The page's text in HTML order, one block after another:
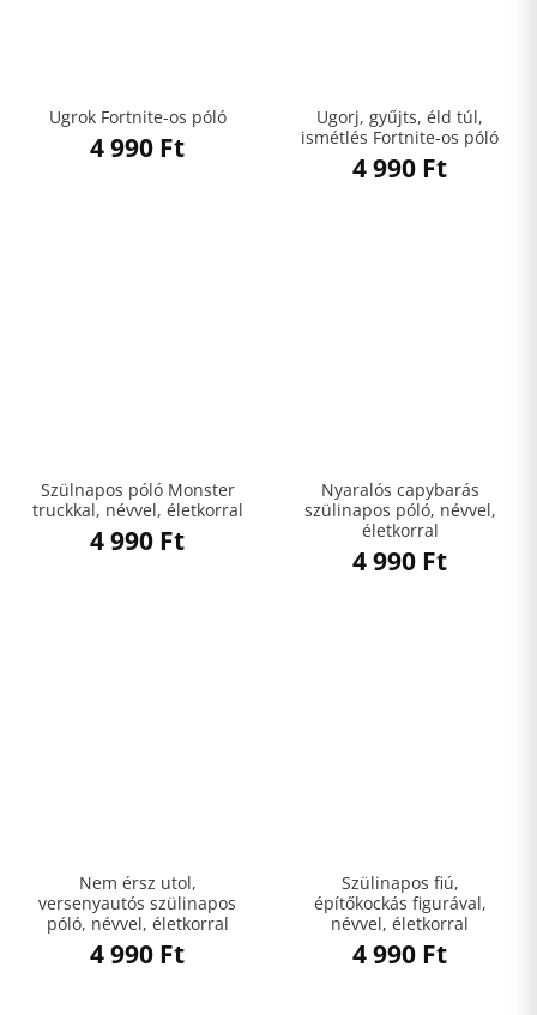
Ugrok Fortnite-os póló
4 990 Ft
Ugorj, gyűjts, éld túl,
ismétlés Fortnite-os póló
4 990 Ft
Szülnapos póló Monster
truckkal, névvel, életkorral
4 990 Ft
Nyaralós capybarás
szülinapos póló, névvel,
életkorral
4 990 Ft
Nem érsz utol,
versenyautós szülinapos
póló, névvel, életkorral
4 990 Ft
Szülinapos fiú,
építőkockás figurával,
névvel, életkorral
4 990 Ft